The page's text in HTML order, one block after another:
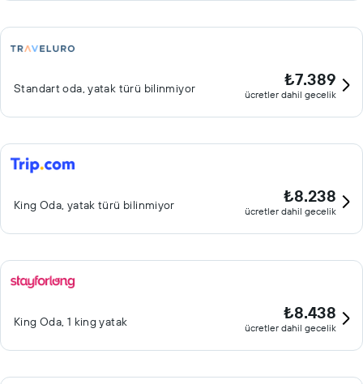
Standart oda, yatak türü bilinmiyor ₺7.389
ücretler dahil gecelik
King Oda, yatak türü bilinmiyor ₺8.238
ücretler dahil gecelik
King Oda, 1 king yatak ₺8.438
ücretler dahil gecelik